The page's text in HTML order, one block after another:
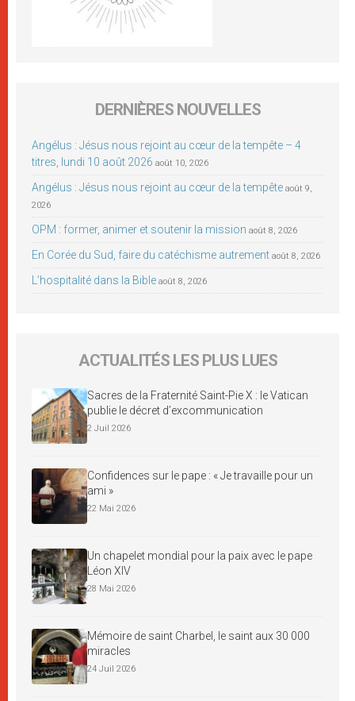
DERNIÈRES NOUVELLES
Angélus : Jésus nous rejoint au cœur de la tempête – 4
titres, lundi 10 août 2026 août 10, 2026
Angélus : Jésus nous rejoint au cœur de la tempête août 9,
2026
OPM : former, animer et soutenir la mission août 8, 2026
En Corée du Sud, faire du catéchisme autrement août 8, 2026
L’hospitalité dans la Bible août 8, 2026
ACTUALITÉS LES PLUS LUES
Sacres de la Fraternité Saint-Pie X : le Vatican
publie le décret d’excommunication
2 Juil 2026
Confidences sur le pape : « Je travaille pour un
ami »
22 Mai 2026
Un chapelet mondial pour la paix avec le pape
Léon XIV
28 Mai 2026
Mémoire de saint Charbel, le saint aux 30 000
miracles
24 Juil 2026